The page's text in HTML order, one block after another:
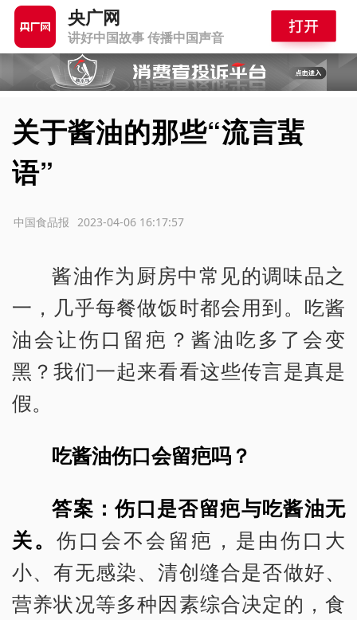
央广网
讲好中国故事 传播中国声音
关于酱油的那些“流言蜚
语”
2023-04-06 16:17:57
中国食品报
酱油作为厨房中常见的调味品之
一，几乎每餐做饭时都会用到。吃酱
油会让伤口留疤？酱油吃多了会变
黑？我们一起来看看这些传言是真是
假。
吃酱油伤口会留疤吗？
答案：伤口是否留疤与吃酱油无
关。伤口会不会留疤，是由伤口大
小、有无感染、清创缝合是否做好、
营养状况等多种因素综合决定的，食